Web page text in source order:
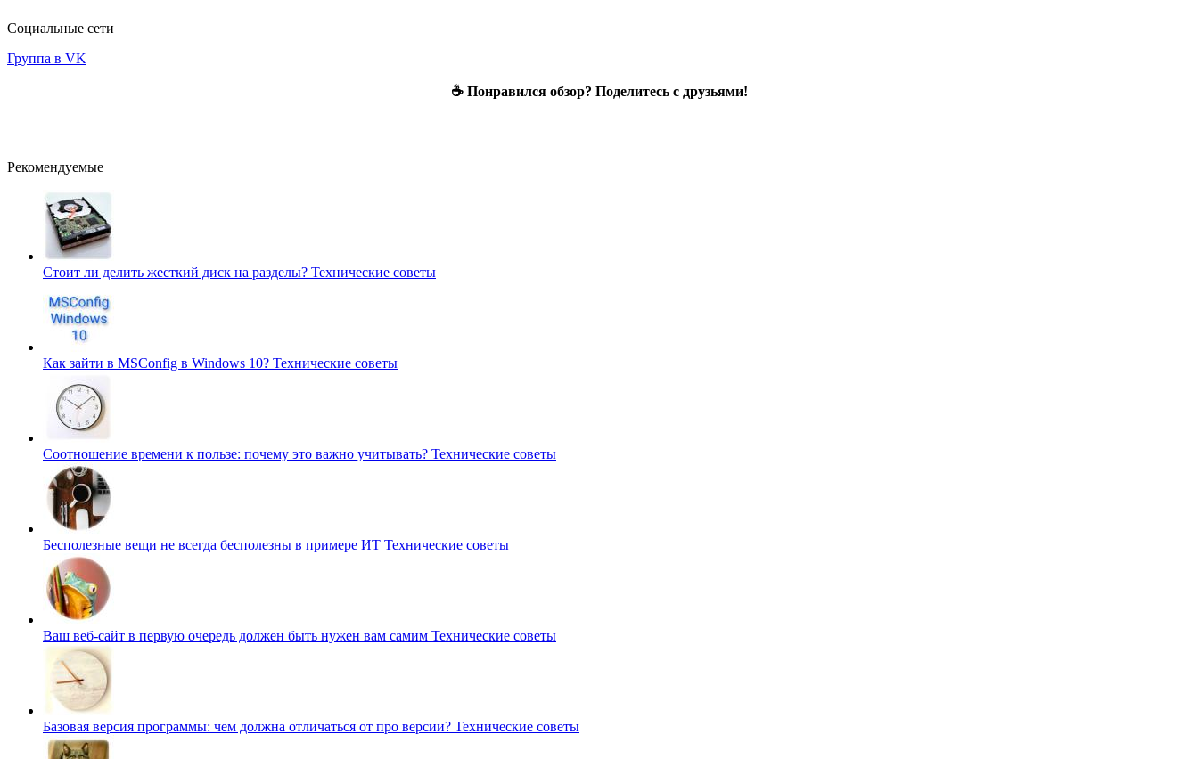
Социальные сети
Группа в VK
☕ Понравился обзор? Поделитесь с друзьями!
Рекомендуемые
Стоит ли делить жесткий диск на разделы? Технические советы
Как зайти в MSConfig в Windows 10? Технические советы
Соотношение времени к пользе: почему это важно учитывать? Технические советы
Бесполезные вещи не всегда бесполезны в примере ИТ Технические советы
Ваш веб-сайт в первую очередь должен быть нужен вам самим Технические советы
Базовая версия программы: чем должна отличаться от про версии? Технические советы